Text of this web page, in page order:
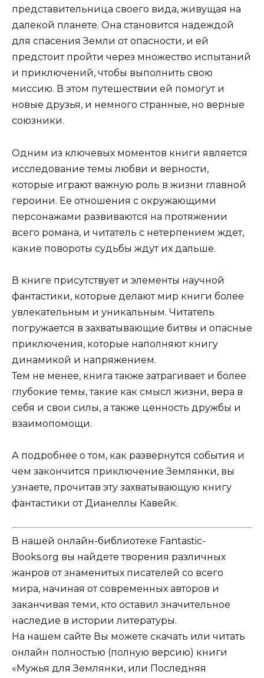
представительница своего вида, живущая на
далекой планете. Она становится надеждой
для спасения Земли от опасности, и ей
предстоит пройти через множество испытаний
и приключений, чтобы выполнить свою
миссию. В этом путешествии ей помогут и
новые друзья, и немного странные, но верные
союзники.
Одним из ключевых моментов книги является
исследование темы любви и верности,
которые играют важную роль в жизни главной
героини. Ее отношения с окружающими
персонажами развиваются на протяжении
всего романа, и читатель с нетерпением ждет,
какие повороты судьбы ждут их дальше.
В книге присутствует и элементы научной
фантастики, которые делают мир книги более
увлекательным и уникальным. Читатель
погружается в захватывающие битвы и опасные
приключения, которые наполняют книгу
динамикой и напряжением.
Тем не менее, книга также затрагивает и более
глубокие темы, такие как смысл жизни, вера в
себя и свои силы, а также ценность дружбы и
взаимопомощи.
А подробнее о том, как развернутся события и
чем закончится приключение Землянки, вы
узнаете, прочитав эту захватывающую книгу
фантастики от Дианеллы Кавейк.
В нашей онлайн-библиотеке Fantastic-
Books.org вы найдете творения различных
жанров от знаменитых писателей со всего
мира, начиная от современных авторов и
заканчивая теми, кто оставил значительное
наследие в истории литературы.
На нашем сайте Вы можете скачать или читать
онлайн полностью (полную версию) книги
«Мужья для Землянки, или Последняя